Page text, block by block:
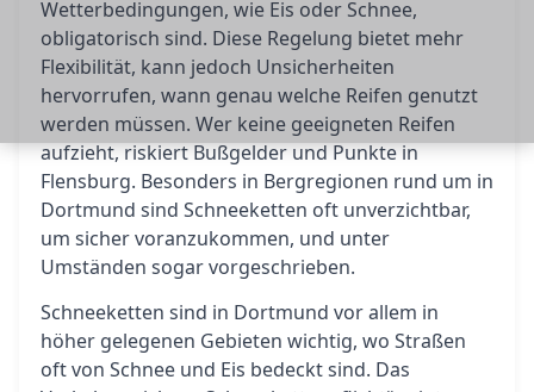
Wetterbedingungen, wie Eis oder Schnee,
obligatorisch sind. Diese Regelung bietet mehr
Flexibilität, kann jedoch Unsicherheiten
hervorrufen, wann genau welche Reifen genutzt
werden müssen. Wer keine geeigneten Reifen
aufzieht, riskiert Bußgelder und Punkte in
Flensburg. Besonders in Bergregionen rund um in
Dortmund sind Schneeketten oft unverzichtbar,
um sicher voranzukommen, und unter
Umständen sogar vorgeschrieben.
Schneeketten sind in Dortmund vor allem in
höher gelegenen Gebieten wichtig, wo Straßen
oft von Schnee und Eis bedeckt sind. Das